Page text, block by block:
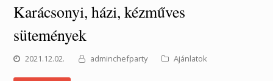
Karácsonyi, házi, kézműves
sütemények
2021.12.02. adminchefparty Ajánlatok